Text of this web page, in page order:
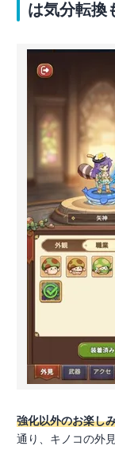
は気分転換
強化以外のお楽し
通り、キノコの外